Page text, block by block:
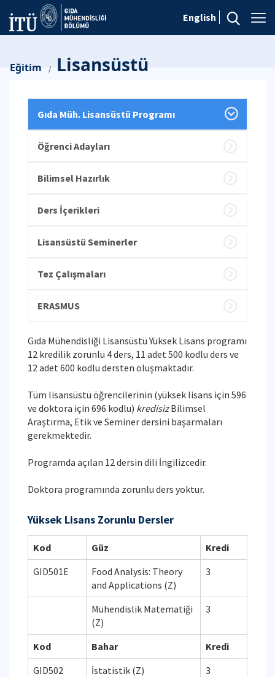
English
Eğitim / Lisansüstü
Gıda Müh. Lisansüstü Programı
Öğrenci Adayları
Bilimsel Hazırlık
Ders İçerikleri
Lisansüstü Seminerler
Tez Çalışmaları
ERASMUS
Gıda Mühendisliği Lisansüstü Yüksek Lisans programı
12 kredilik zorunlu 4 ders, 11 adet 500 kodlu ders ve
12 adet 600 kodlu dersten oluşmaktadır.
Tüm lisansüstü öğrencilerinin (yüksek lisans için 596
ve doktora için 696 kodlu) kredisizBilimsel
Araştırma, Etik ve Seminer dersini başarmaları
gerekmektedir.
Programda açılan 12 dersin dili İngilizcedir.
Doktora programında zorunlu ders yoktur.
Yüksek Lisans Zorunlu Dersler
Kod Güz
Kredi
GID501E
Food Analysis: Theory
and Applications (Z)
3
Mühendislik Matematiği
(Z)
3
Kod Bahar
Kredi
GID502
İstatistik (Z)
3